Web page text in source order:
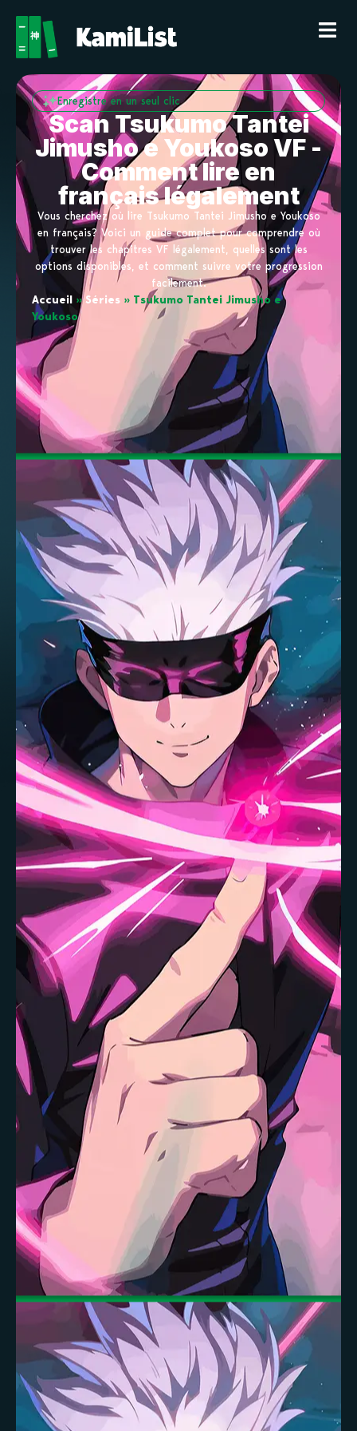
Enregistre en un seul clic
Scan Tsukumo Tantei
Jimusho e Youkoso VF -
Comment lire en
français légalement
Vous cherchez où lire Tsukumo Tantei Jimusho e Youkoso
en français? Voici un guide complet pour comprendre où
trouver les chapitres VF légalement, quelles sont les
options disponibles, et comment suivre votre progression
facilement.
Accueil »Séries » Tsukumo Tantei Jimusho e
Youkoso